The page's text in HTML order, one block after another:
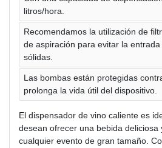
litros/hora.
Recomendamos la utilización de
de aspiración para evitar la
sólidas.
Las bombas están protegidas
prolonga la vida útil del dispositivo.
El dispensador de vino caliente es
desean ofrecer una bebida deliciosa
cualquier evento de gran tamaño.